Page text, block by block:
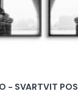
- SVARTVIT